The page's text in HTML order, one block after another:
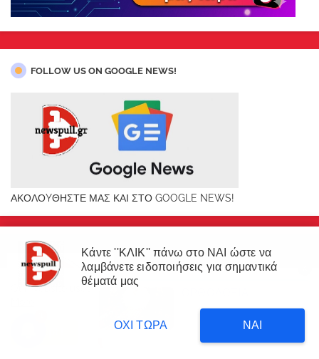
στρέμματα έγιναν στάχτη επι
κυβέρνησης Μητσοτάκη!
FOLLOW US ON GOOGLE NEWS!
ΑΚΟΛΟYΘΗΣΤΕ ΜΑΣ ΚΑΙ ΣΤΟ GOOGLE NEWS!
Our website uses cookies to enhance your experience.
Κάντε ''ΚΛΙΚ'' πάνω στο ΝΑΙ ώστε να
λαμβάνετε ειδοποιήσεις για σημαντικά
θέματά μας
ΝΑΙ
ΟΧΙ ΤΩΡΑ